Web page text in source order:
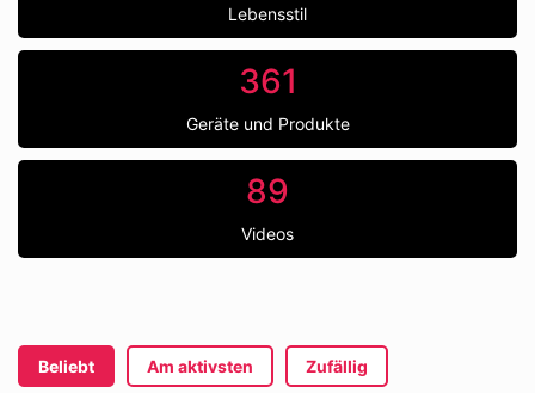
Lebensstil
361
Geräte und Produkte
89
Videos
Beliebt Am aktivsten Zufällig